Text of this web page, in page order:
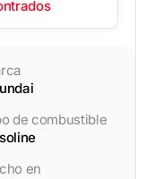
de combustible
en